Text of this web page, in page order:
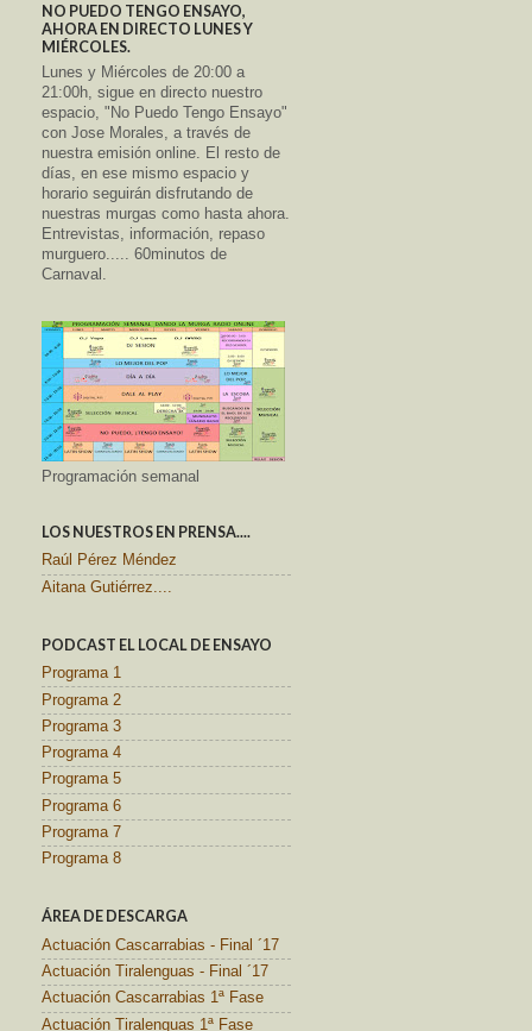
NO PUEDO TENGO ENSAYO,
AHORA EN DIRECTO LUNES Y
MIÉRCOLES.
Lunes y Miércoles de 20:00 a
21:00h, sigue en directo nuestro
espacio, "No Puedo Tengo Ensayo"
con Jose Morales, a través de
nuestra emisión online. El resto de
días, en ese mismo espacio y
horario seguirán disfrutando de
nuestras murgas como hasta ahora.
Entrevistas, información, repaso
murguero..... 60minutos de
Carnaval.
Programación semanal
LOS NUESTROS EN PRENSA....
Raúl Pérez Méndez
Aitana Gutiérrez....
PODCAST EL LOCAL DE ENSAYO
Programa 1
Programa 2
Programa 3
Programa 4
Programa 5
Programa 6
Programa 7
Programa 8
ÁREA DE DESCARGA
Actuación Cascarrabias - Final ´17
Actuación Tiralenguas - Final ´17
Actuación Cascarrabias 1ª Fase
Actuación Tiralenguas 1ª Fase